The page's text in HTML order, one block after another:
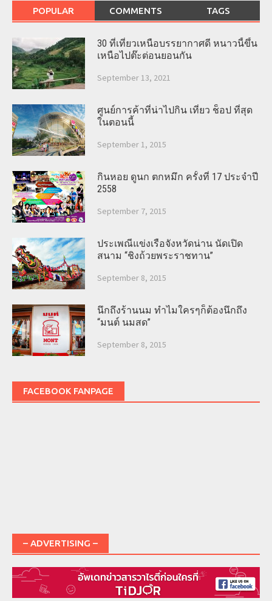
POPULAR COMMENTS TAGS
30 ที่เที่ยวเหนือบรรยากาศดี หนาวนี้ขึ้น
เหนือไปต๊ะต่อนยอนกัน
September 13, 2021
ศูนย์การค้าที่น่าไปกิน เที่ยว ช็อป ที่สุด
ในตอนนี้
September 1, 2015
กินหอย ดูนก ตกหมึก ครั้งที่ 17 ประจำปี
2558
September 7, 2015
ประเพณีแข่งเรือจังหวัดน่าน นัดเปิด
สนาม “ชิงถ้วยพระราชทาน”
September 8, 2015
นึกถึงร้านนม ทำไมใครๆก็ต้องนึกถึง
“มนต์ นมสด”
September 8, 2015
FACEBOOK FANPAGE
– ADVERTISING –